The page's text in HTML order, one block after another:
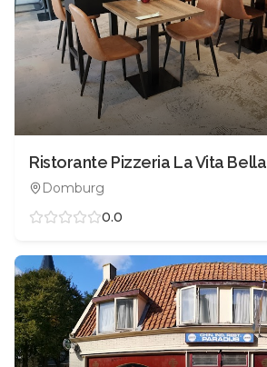
Ristorante Pizzeria La Vita Bella
Domburg
0.0